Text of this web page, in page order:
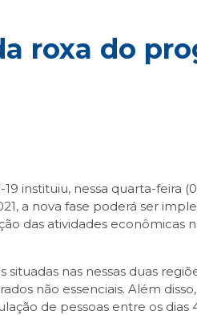
roxa do
instituiu, nessa quarta-feira
a nova fase poderá ser
das atividades econômicas
nas nessas duas
não essenciais. Além
de pessoas entre os dias